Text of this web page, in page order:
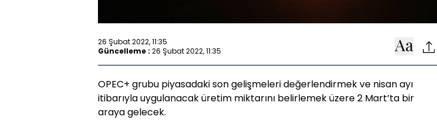
26 Şubat 2022, 11:35
Güncelleme : 26 Şubat 2022, 11:35
OPEC+ grubu piyasadaki son gelişmeleri değerlendirmek ve nisan ayı
itibarıyla uygulanacak üretim miktarını belirlemek üzere 2 Mart’ta bir
araya gelecek.